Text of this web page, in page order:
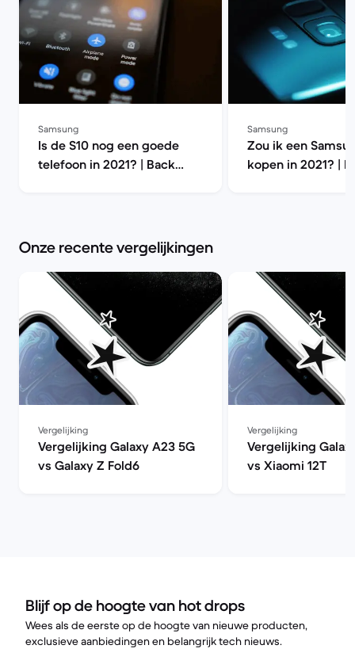
Samsung
Is de S10 nog een goede
telefoon in 2021? | Back
Samsung
Zou ik een
kopen in 2021? |
Onze recente vergelijkingen
Vergelijking
Vergelijking Galaxy A23 5G
vs Galaxy Z Fold6
Vergelijking
Vergelijking
vs Xiaomi 12T
Blijf op de hoogte van hot drops
Wees als de eerste op de hoogte van nieuwe producten,
exclusieve aanbiedingen en belangrijk tech nieuws.